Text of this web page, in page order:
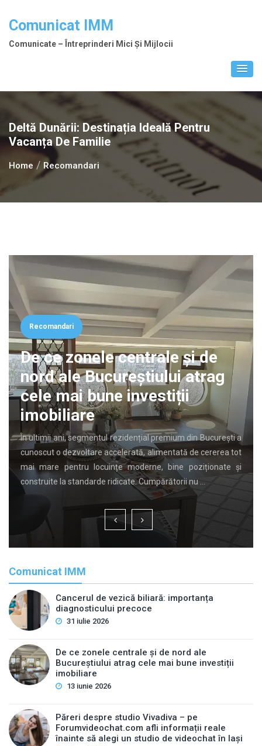
Comunicat IMM
Comunicate – Întreprinderi Mici Și Mijlocii
Deltă Dunării: Destinația Ideală Pentru
Vacanța De Familie
Home Recomandari
Recomandari
De ce zonele centrale și de
nord ale Bucureștiului atrag
cele mai bune investiții
imobiliare
În ultimii ani, segmentul rezidențial premium din București a
cunoscut o dezvoltare accelerată, alimentată de cererea tot
mai mare pentru locuințe moderne, bine poziționate și
construite la standarde ridicate. Cumpărătorii nu …
Comunicat IMM
Cancerul de vezică biliară: importanța
diagnosticului precoce
31 iulie 2026
De ce zonele centrale și de nord ale
Bucureștiului atrag cele mai bune investiții
imobiliare
13 iunie 2026
Păreri despre studio Vivadiva – pe
Forumvideochat.com afli informații reale
înainte să alegi un studio de videochat în Iași